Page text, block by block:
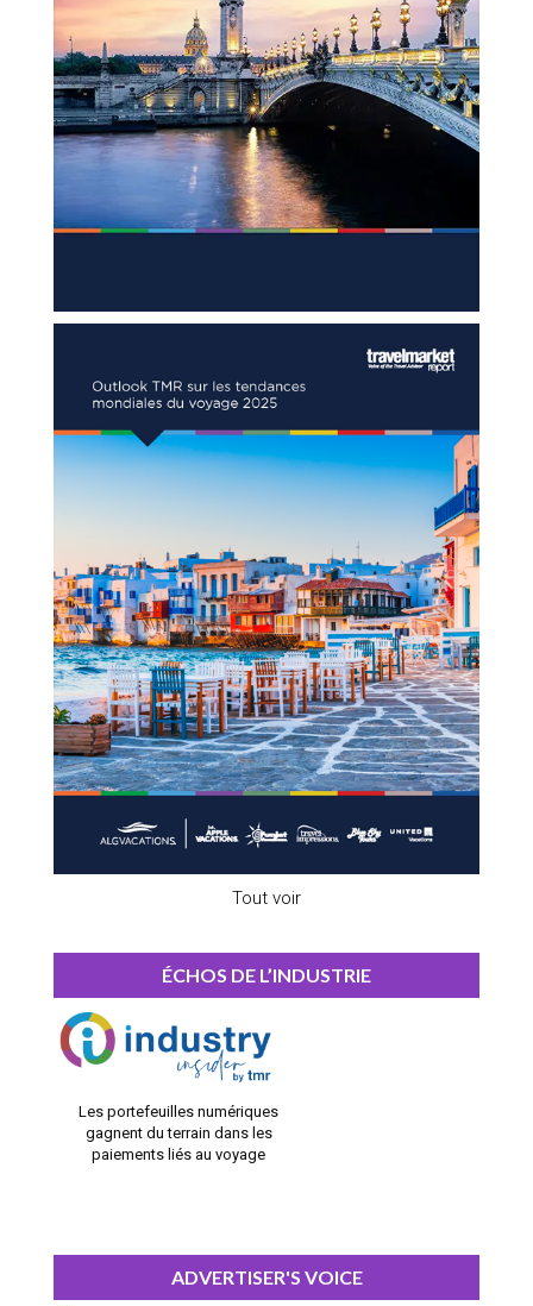
Tout voir
ÉCHOS DE L’INDUSTRIE
Les portefeuilles numériques
gagnent du terrain dans les
paiements liés au voyage
ADVERTISER'S VOICE